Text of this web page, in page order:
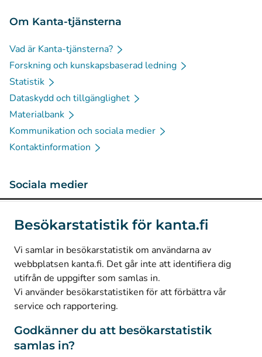
Besökarstatistik för kanta.fi
Vi samlar in besökarstatistik om användarna av
webbplatsen kanta.fi. Det går inte att identifiera dig
utifrån de uppgifter som samlas in.
Vi använder besökarstatistiken för att förbättra vår
service och rapportering.
Godkänner du att besökarstatistik
samlas in?
Om Kanta-tjänsterna
Vad är Kanta-tjänsterna?
Forskning och kunskapsbaserad ledning
Statistik
Dataskydd och tillgänglighet
Materialbank
Kommunikation och sociala medier
Kontaktinformation
Sociala medier
LinkedIn(Avautuu uuteen välilehteen)
Facebook
Avautuu uuteen välilehteen)
© Kanta-Palvelut, Kansaneläkelaitos
Dataskydd
Om webbplatsen
Tillgänglighet